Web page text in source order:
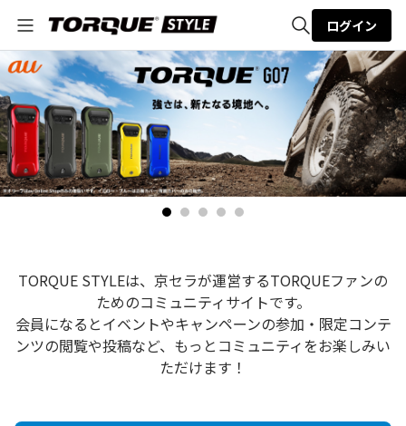
全体検索
検索
ログイン
TORQUE STYLEは、京セラが運営するTORQUEファンの
ためのコミュニティサイトです。
会員になるとイベントやキャンペーンの参加・限定コンテ
ンツの閲覧や投稿など、もっとコミュニティをお楽しみい
ただけます！